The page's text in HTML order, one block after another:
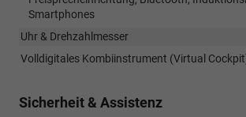
Smartphones
Uhr & Drehzahlmesser
Volldigitales Kombiinstrument (Virtual
Sicherheit & Assistenz